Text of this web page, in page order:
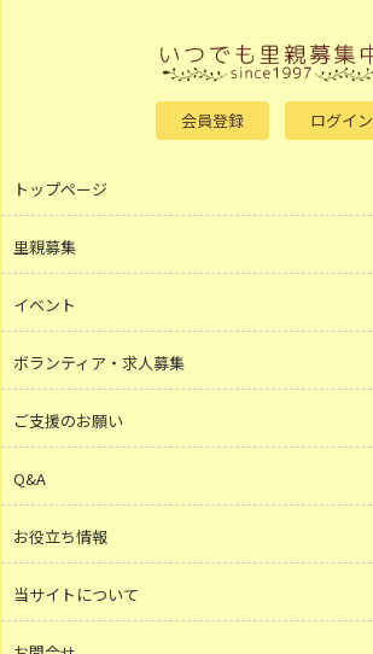
会員登録 ログイン
トップページ
里親募集
イベント
ボランティア・求人募集
ご支援のお願い
Q&A
お役立ち情報
当サイトについて